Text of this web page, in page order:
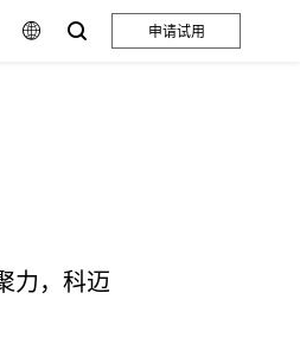
申请试用
力，科迈